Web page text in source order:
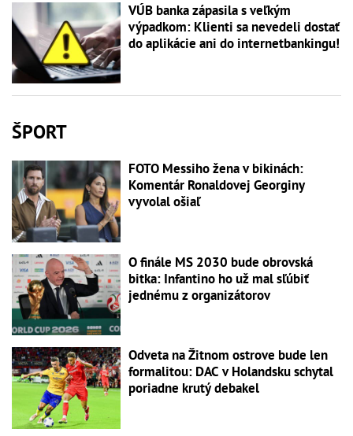
VÚB banka zápasila s veľkým
výpadkom: Klienti sa nevedeli dostať
do aplikácie ani do internetbankingu!
ŠPORT
FOTO Messiho žena v bikinách:
Komentár Ronaldovej Georginy
vyvolal ošiaľ
O finále MS 2030 bude obrovská
bitka: Infantino ho už mal sľúbiť
jednému z organizátorov
Odveta na Žitnom ostrove bude len
formalitou: DAC v Holandsku schytal
poriadne krutý debakel